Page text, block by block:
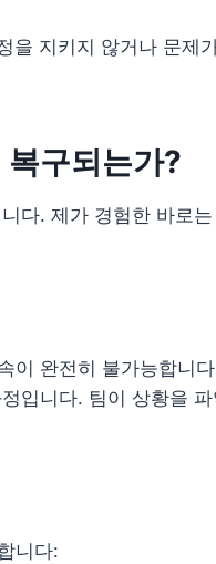
을 지키지 않거나 문제
구되는가?
다. 제가 경험한 바로
이 완전히 불가능합니
입니다. 팀이 상황을
니다: